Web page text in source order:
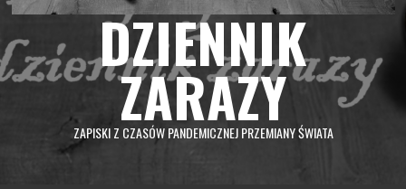
DZIENNIK
ZARAZY
ZAPISKI Z CZASÓW PANDEMICZNEJ PRZEMIANY ŚWIATA